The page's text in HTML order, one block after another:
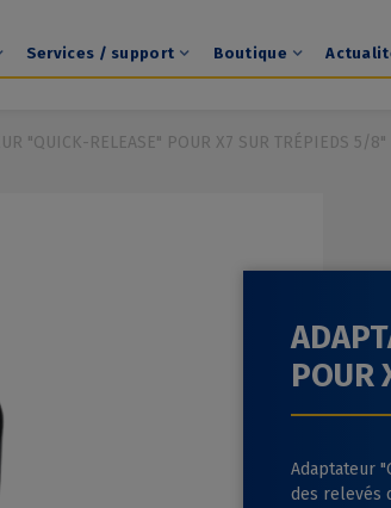
Services / support Boutique
"QUICK-RELEASE" POUR X7 SUR TRÉPIEDS 5/8"
POUR
Adaptateur
des relevés